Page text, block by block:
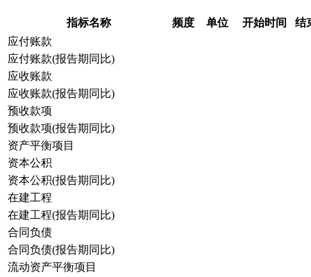
指标名称 频度 单位 开始时间
结
应付账款
应付账款(报告期同比)
应收账款
应收账款(报告期同比)
预收款项
预收款项(报告期同比)
资产平衡项目
资本公积
资本公积(报告期同比)
在建工程
在建工程(报告期同比)
合同负债
合同负债(报告期同比)
流动资产平衡项目